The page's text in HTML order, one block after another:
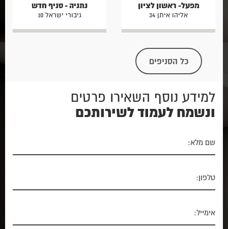
מפעל- ראשון לציון
אליהו איתן 34
נתניה - סניף חדש
גיבורי ישראל 10
כל הסניפים
למידע נוסף השאירו פרטים
ונשמח לעמוד לשירותכם